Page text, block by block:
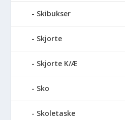
Skibukser
Skjorte
Skjorte K/Æ
Sko
Skoletaske